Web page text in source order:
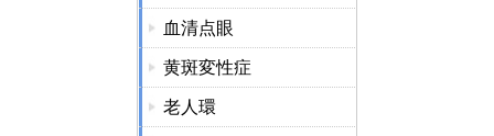
血清点眼
黄斑変性症
老人環